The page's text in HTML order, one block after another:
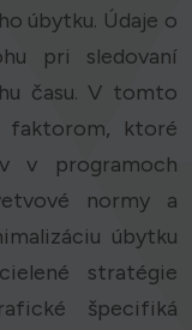
úbytku. Údaje o
pri sledovaní
času. V tomto
faktorom, ktoré
v programoch
normy a
úbytku
stratégie
špecifiká